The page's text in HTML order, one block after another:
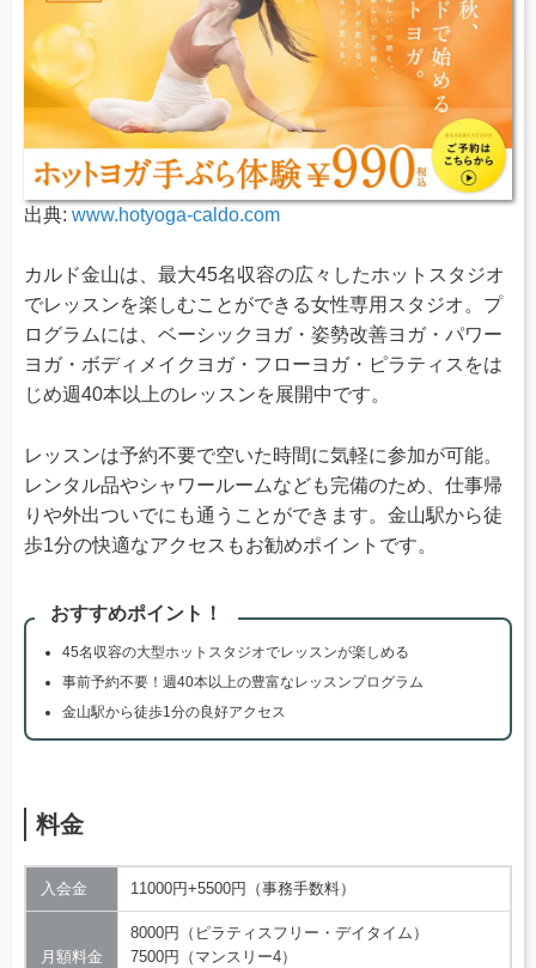
出典: www.hotyoga-caldo.com
カルド金山は、最大45名収容の広々したホットスタジオ
でレッスンを楽しむことができる女性専用スタジオ。プ
ログラムには、ベーシックヨガ・姿勢改善ヨガ・パワー
ヨガ・ボディメイクヨガ・フローヨガ・ピラティスをは
じめ週40本以上のレッスンを展開中です。
レッスンは予約不要で空いた時間に気軽に参加が可能。
レンタル品やシャワールームなども完備のため、仕事帰
りや外出ついでにも通うことができます。金山駅から徒
歩1分の快適なアクセスもお勧めポイントです。
おすすめポイント！
45名収容の大型ホットスタジオでレッスンが楽しめる
事前予約不要！週40本以上の豊富なレッスンプログラム
金山駅から徒歩1分の良好アクセス
料金
入会金 11000円+5500円（事務手数料）
月額料金
8000円（ピラティスフリー・デイタイム）
7500円（マンスリー4）